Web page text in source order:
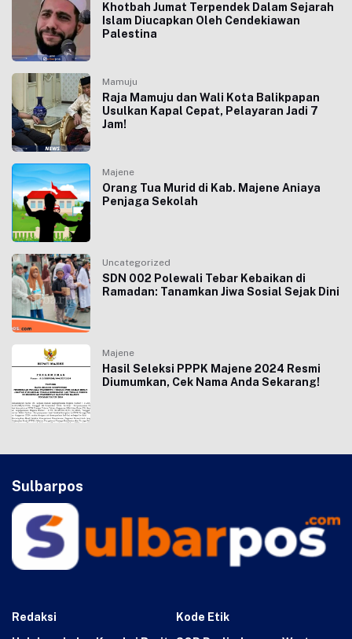
Khotbah Jumat Terpendek Dalam Sejarah
Islam Diucapkan Oleh Cendekiawan
Palestina
Mamuju
Raja Mamuju dan Wali Kota Balikpapan
Usulkan Kapal Cepat, Pelayaran Jadi 7
Jam!
Majene
Orang Tua Murid di Kab. Majene Aniaya
Penjaga Sekolah
Uncategorized
SDN 002 Polewali Tebar Kebaikan di
Ramadan: Tanamkan Jiwa Sosial Sejak Dini
Majene
Hasil Seleksi PPPK Majene 2024 Resmi
Diumumkan, Cek Nama Anda Sekarang!
Sulbarpos
Redaksi
Kode Etik